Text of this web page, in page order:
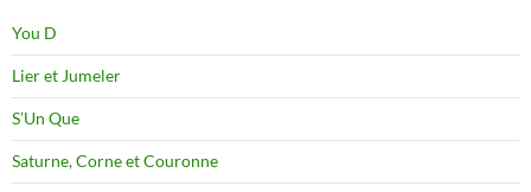
You D
Lier et Jumeler
S’Un Que
Saturne, Corne et Couronne